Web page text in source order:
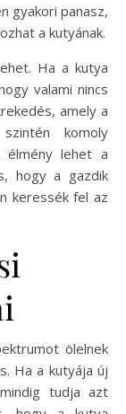
gyakori panasz,
a kutyának.
Ha a kutya
valami nincs
amely a
komoly
élmény lehet a
hogy a gazdik
keressék fel az
ölelnek
Ha a kutyája új
tudja azt